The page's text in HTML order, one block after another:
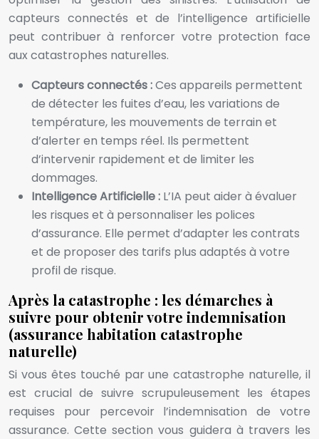
capteurs connectés et de l’intelligence artificielle
peut contribuer à renforcer votre protection face
aux catastrophes naturelles.
Capteurs connectés :Ces appareils permettent
de détecter les fuites d’eau, les variations de
température, les mouvements de terrain et
d’alerter en temps réel. Ils permettent
d’intervenir rapidement et de limiter les
dommages.
Intelligence Artificielle : L’IA peut aider à évaluer
les risques et à personnaliser les polices
d’assurance. Elle permet d’adapter les contrats
et de proposer des tarifs plus adaptés à votre
profil de risque.
Après la catastrophe : les démarches à
suivre pour obtenir votre indemnisation
(assurance habitation catastrophe
naturelle)
Si vous êtes touché par une catastrophe naturelle, il
est crucial de suivre scrupuleusement les étapes
requises pour percevoir l’indemnisation de votre
assurance. Cette section vous guidera à travers les